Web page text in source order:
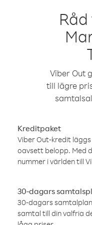
Viber Out
till lägre
Kreditpaket
Viber Out-kredit
oavsett belopp. Med
nummer i världen till
30-dagars
30-dagars
samtal till din valfria